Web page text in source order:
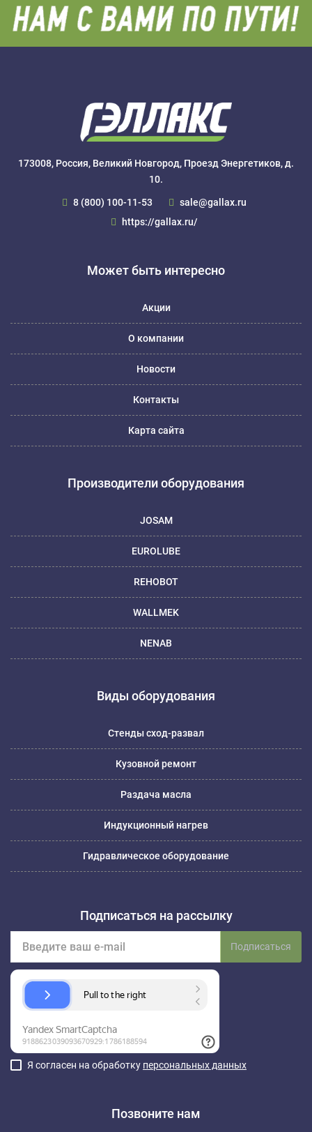
173008, Россия, Великий Новгород, Проезд Энергетиков, д.
10.
8 (800) 100-11-53
sale@gallax.ru
https://gallax.ru/
Может быть интересно
Акции
О компании
Новости
Контакты
Карта сайта
Производители оборудования
JOSAM
EUROLUBE
REHOBOT
WALLMEK
NENAB
Виды оборудования
Стенды сход-развал
Кузовной ремонт
Раздача масла
Индукционный нагрев
Гидравлическое оборудование
Подписаться на рассылку
Подписаться
Я согласен на обработку персональных данных
Позвоните нам